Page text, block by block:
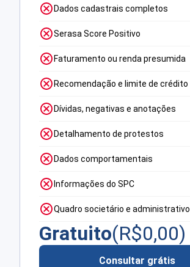
Dados cadastrais completos
Serasa Score Positivo
Faturamento ou renda presumida
Recomendação e limite de crédito
Dívidas, negativas e anotações
Detalhamento de protestos
Dados comportamentais
Informações do SPC
Quadro societário e administrativo
Gratuito(R$0,00)
Consultar grátis